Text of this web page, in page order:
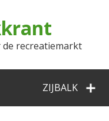
recreatiemarkt
ZIJBALK